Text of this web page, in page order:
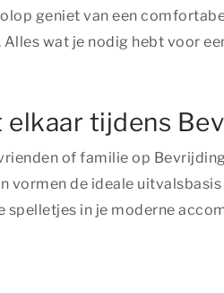
geniet van een
wat je nodig hebt voor
tijdens
of familie op
vormen de ideale
in je moderne